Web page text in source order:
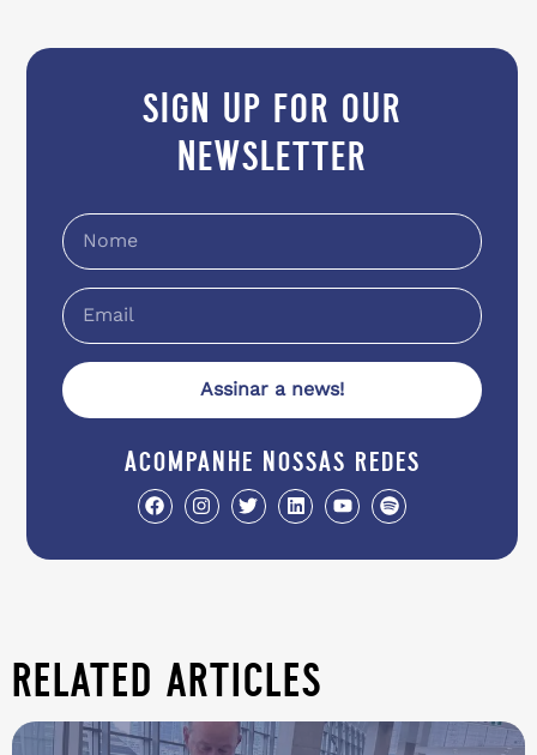
sign up for our
newsletter
Assinar a news!
acompanhe nossas redes
related articles